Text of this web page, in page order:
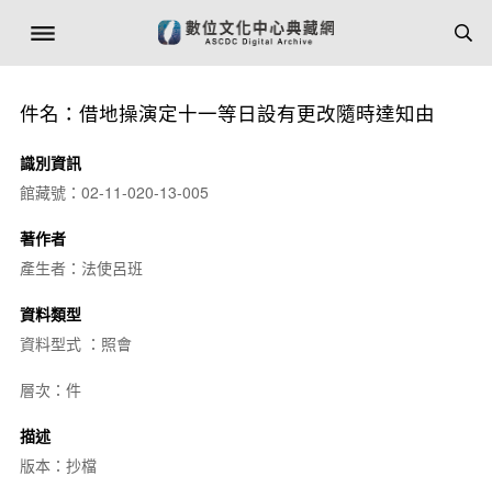
件名：借地操演定十一等日設有更改隨時達知由
識別資訊
館藏號：02-11-020-13-005
著作者
產生者：法使呂班
資料類型
資料型式 ：照會
層次：件
描述
版本：抄檔